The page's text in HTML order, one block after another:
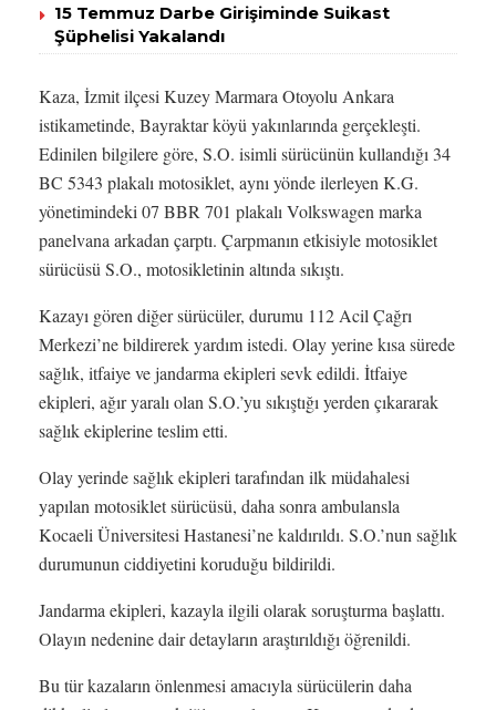
15 Temmuz Darbe Girişiminde Suikast
Şüphelisi Yakalandı
Kaza, İzmit ilçesi Kuzey Marmara Otoyolu Ankara
istikametinde, Bayraktar köyü yakınlarında gerçekleşti.
Edinilen bilgilere göre, S.O. isimli sürücünün kullandığı 34
BC 5343 plakalı motosiklet, aynı yönde ilerleyen K.G.
yönetimindeki 07 BBR 701 plakalı Volkswagen marka
panelvana arkadan çarptı. Çarpmanın etkisiyle motosiklet
sürücüsü S.O., motosikletinin altında sıkıştı.
Kazayı gören diğer sürücüler, durumu 112 Acil Çağrı
Merkezi’ne bildirerek yardım istedi. Olay yerine kısa sürede
sağlık, itfaiye ve jandarma ekipleri sevk edildi. İtfaiye
ekipleri, ağır yaralı olan S.O.’yu sıkıştığı yerden çıkararak
sağlık ekiplerine teslim etti.
Olay yerinde sağlık ekipleri tarafından ilk müdahalesi
yapılan motosiklet sürücüsü, daha sonra ambulansla
Kocaeli Üniversitesi Hastanesi’ne kaldırıldı. S.O.’nun sağlık
durumunun ciddiyetini koruduğu bildirildi.
Jandarma ekipleri, kazayla ilgili olarak soruşturma başlattı.
Olayın nedenine dair detayların araştırıldığı öğrenildi.
Bu tür kazaların önlenmesi amacıyla sürücülerin daha